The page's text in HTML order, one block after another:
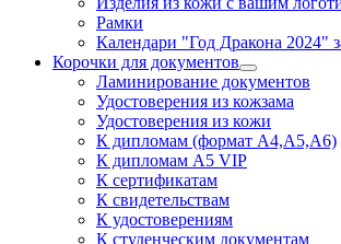
Рамки
Календари "Год Дракона 2024"
Корочки для документов
Ламинирование документов
Удостоверения из кожзама
Удостоверения из кожи
К дипломам (формат А4,А5,А6)
К дипломам А5 VIP
К сертификатам
К свидетельствам
К удостоверениям
К студенческим документам